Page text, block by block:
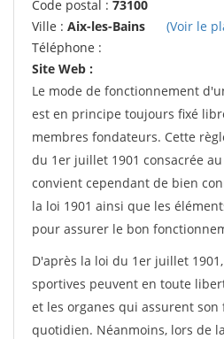
Code postal : 73100
Ville : Aix-les-Bains
(Voir le
Téléphone :
Site Web :
Le mode de fonctionnement
est en principe toujours fixé
membres fondateurs. Cette
du 1er juillet 1901 consacrée
convient cependant de bien
la loi 1901 ainsi que les
pour assurer le bon
D'après la loi du 1er juillet
sportives peuvent en toute
et les organes qui assurent
quotidien. Néanmoins, lors de